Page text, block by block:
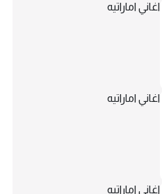
اغاني اماراتيه
اغاني اماراتيه
اغاني اماراتيه